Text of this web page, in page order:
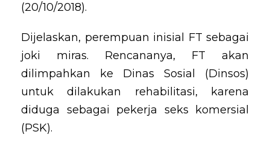
(20/10/2018).
Dijelaskan, perempuan inisial FT sebagai
joki miras. Rencananya, FT akan
dilimpahkan ke Dinas Sosial (Dinsos)
untuk dilakukan rehabilitasi, karena
diduga sebagai pekerja seks komersial
(PSK).